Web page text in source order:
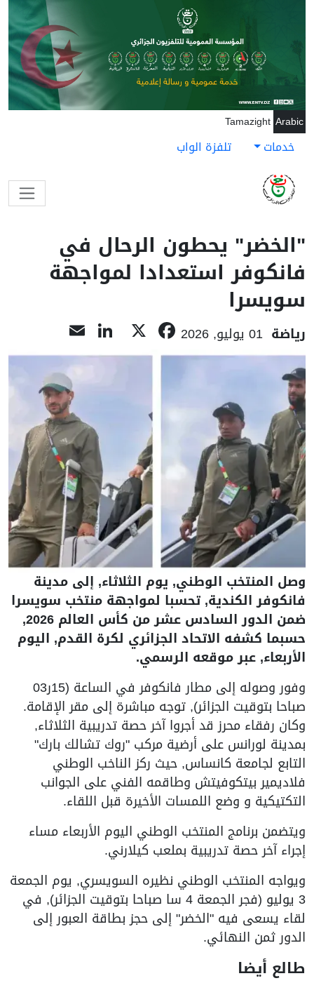
تجاوز إلى المحتوى الرئيسي
Arabic
Tamazight
خدمات تلفزة الواب
"الخضر" يحطون الرحال في
فانكوفر استعدادا لمواجهة
سويسرا
رياضة 01 يوليو, 2026 Facebook
LinkedIn
وصل المنتخب الوطني, يوم الثلاثاء, إلى مدينة
فانكوفر الكندية, تحسبا لمواجهة منتخب سويسرا
ضمن الدور السادس عشر من كأس العالم 2026,
حسبما كشفه الاتحاد الجزائري لكرة القدم, اليوم
الأربعاء, عبر موقعه الرسمي.
وفور وصوله إلى مطار فانكوفر في الساعة (15ر03
صباحا بتوقيت الجزائر), توجه مباشرة إلى مقر الإقامة.
وكان رفقاء محرز قد أجروا آخر حصة تدريبية الثلاثاء,
بمدينة لورانس على أرضية مركب "روك تشالك بارك"
التابع لجامعة كانساس, حيث ركز الناخب الوطني
فلاديمير بيتكوفيتش وطاقمه الفني على الجوانب
التكتيكية و وضع اللمسات الأخيرة قبل اللقاء.
ويتضمن برنامج المنتخب الوطني اليوم الأربعاء مساء
إجراء آخر حصة تدريبية بملعب كيلارني.
ويواجه المنتخب الوطني نظيره السويسري, يوم الجمعة
3 يوليو (فجر الجمعة 4 سا صباحا بتوقيت الجزائر), في
لقاء يسعى فيه "الخضر" إلى حجز بطاقة العبور إلى
الدور ثمن النهائي.
طالع أيضا